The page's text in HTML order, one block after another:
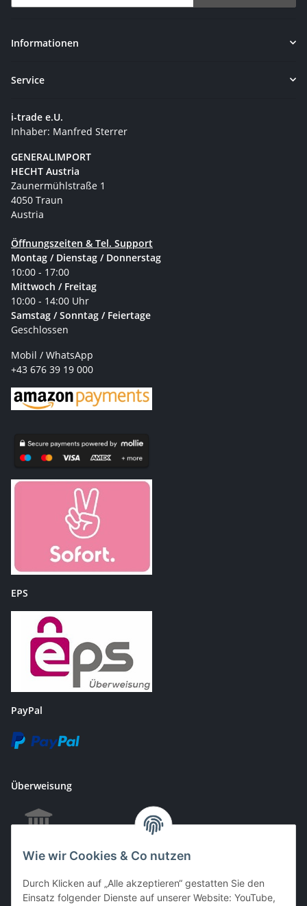
Wie wir Cookies & Co nutzen
Durch Klicken auf „Alle akzeptieren“ gestatten Sie den
Einsatz folgender Dienste auf unserer Website: YouTube,
Informationen
Service
i-trade e.U.
Inhaber: Manfred Sterrer
GENERALIMPORT
HECHT Austria
Zaunermühlstraße 1
4050 Traun
Austria
Öffnungszeiten & Tel. Support
Montag / Dienstag / Donnerstag
10:00 - 17:00
Mittwoch / Freitag
10:00 - 14:00 Uhr
Samstag / Sonntag / Feiertage
Geschlossen
Mobil / WhatsApp
+43 676 39 19 000
EPS
PayPal
Überweisung
EC & Kreditkartenzahlung bei Abholung